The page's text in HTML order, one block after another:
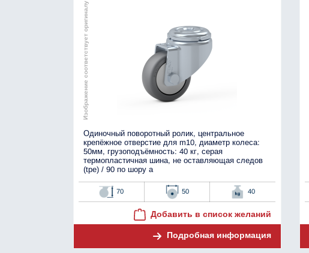
Изображение соответствует оригиналу
Одиночный поворотный ролик, центральное
крепёжное отверстие для m10, диаметр колеса:
50мм, грузоподъёмность: 40 кг, серая
термопластичная шина, не оставляющая следов
(tpe) / 90 по шору а
70 50 40
Добавить в список желаний
Подробная информация